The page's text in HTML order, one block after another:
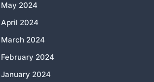
May 2024
April 2024
March 2024
February 2024
January 2024